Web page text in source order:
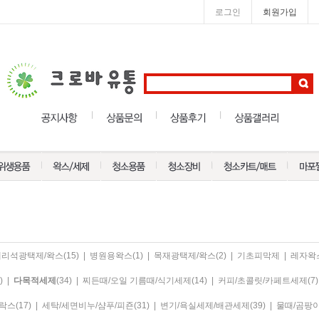
로그인 회원가입
석광택제/왁스(15) 병원용왁스(1) 목재광택제/왁스(2) 기초피막제 레자왁
다목적세제 (34) 찌든때/오일 기름때/식기세제 (14) 커피/초콜릿/카페트세제 (7)
스(17) 세탁/세면비누/샴푸/피죤(31) 변기/욕실세제/배관세제 (39) 물때/곰팡